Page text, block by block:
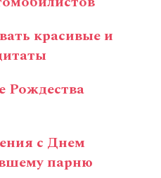
красивые и
Рождества
с Днем
парню